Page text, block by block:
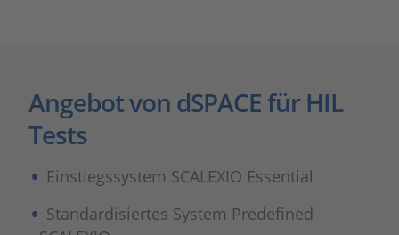
Angebot von dSPACE für HIL
Tests
Einstiegssystem SCALEXIO Essential
Standardisiertes System Predefined